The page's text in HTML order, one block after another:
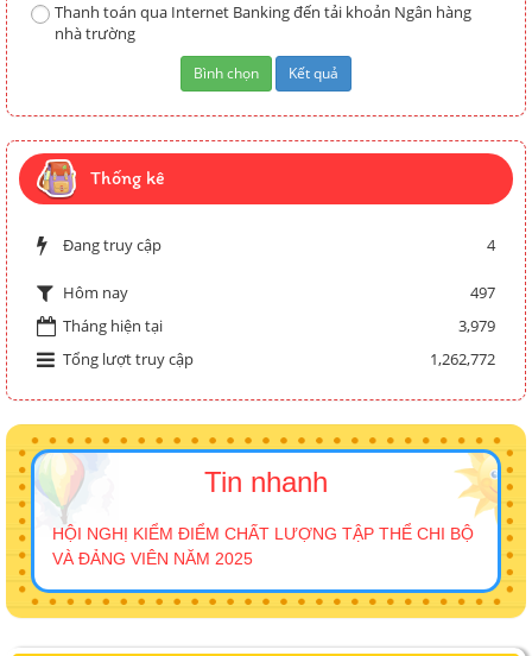
Thanh toán qua Internet Banking đến tải khoản Ngân hàng
nhà trường
Thống kê
Đang truy cập 4
Hôm nay
497
Tháng hiện tại
3,979
Tổng lượt truy cập
1,262,772
Tin nhanh
HỘI NGHỊ KIỂM ĐIỂM CHẤT LƯỢNG TẬP THỂ CHI BỘ
VÀ ĐẢNG VIÊN NĂM 2025